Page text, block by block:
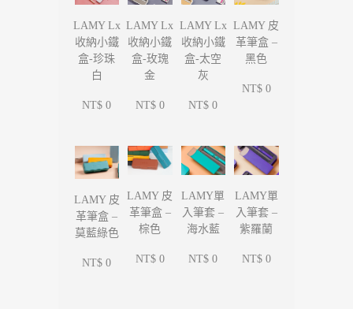
LAMY Lx
收納小鐵
盒-珍珠
白
NT$ 0
LAMY Lx
收納小鐵
盒-玫瑰
金
NT$ 0
LAMY Lx
收納小鐵
盒-太空
灰
NT$ 0
LAMY 皮
革筆盒 –
黑色
NT$ 0
LAMY 皮
革筆盒 –
莫藍綠色
NT$ 0
LAMY 皮
革筆盒 –
棕色
NT$ 0
LAMY單
入筆套 –
海水藍
NT$ 0
LAMY單
入筆套 –
紫羅蘭
NT$ 0